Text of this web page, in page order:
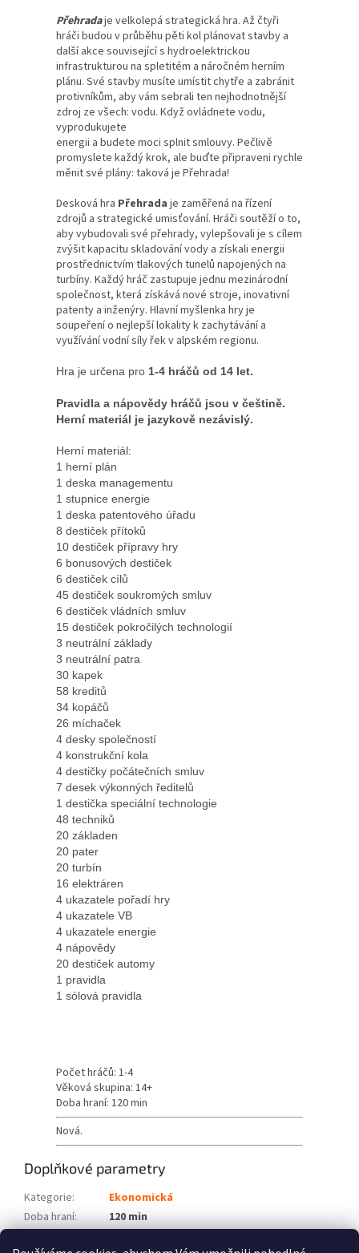
Přehradaje velkolepá strategická hra. Až čtyři
hráči budou v průběhu pěti kol plánovat stavby a
další akce související s hydroelektrickou
infrastrukturou na spletitém a náročném herním
plánu. Své stavby musíte umístit chytře a zabránit
protivníkům, aby vám sebrali ten nejhodnotnější
zdroj ze všech: vodu. Když ovládnete vodu,
vyprodukujete
energii a budete moci splnit smlouvy. Pečlivě
promyslete každý krok, ale buďte připraveni rychle
měnit své plány: taková je Přehrada!
Desková hra Přehrada je zaměřená na řízení
zdrojů a strategické umisťování. Hráči soutěží o to,
aby vybudovali své přehrady, vylepšovali je s cílem
zvýšit kapacitu skladování vody a získali energii
prostřednictvím tlakových tunelů napojených na
turbíny. Každý hráč zastupuje jednu mezinárodní
společnost, která získává nové stroje, inovativní
patenty a inženýry. Hlavní myšlenka hry je
soupeření o nejlepší lokality k zachytávání a
využívání vodní síly řek v alpském regionu.
Hra je určena pro 1-4 hráčů od 14 let.
Pravidla a nápovědy hráčů jsou v češtině.
Herní materiál je jazykově nezávislý.
Herní materiál:
1 herní plán
1 deska managementu
1 stupnice energie
1 deska patentového úřadu
8 destiček přítoků
10 destiček přípravy hry
6 bonusových destiček
6 destiček cílů
45 destiček soukromých smluv
6 destiček vládních smluv
15 destiček pokročilých technologií
3 neutrální základy
3 neutrální patra
30 kapek
58 kreditů
34 kopáčů
26 míchaček
4 desky společností
4 konstrukční kola
4 destičky počátečních smluv
7 desek výkonných ředitelů
1 destička speciální technologie
48 techniků
20 základen
20 pater
20 turbín
16 elektráren
4 ukazatele pořadí hry
4 ukazatele VB
4 ukazatele energie
4 nápovědy
20 destiček automy
1 pravidla
1 sólová pravidla
Počet hráčů: 1-4
Věková skupina: 14+
Doba hraní: 120 min
Nová.
Doplňkové parametry
Kategorie:
Ekonomická
Doba hraní:
120 min